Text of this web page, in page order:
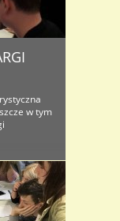
w tym
i Żar oraz
i